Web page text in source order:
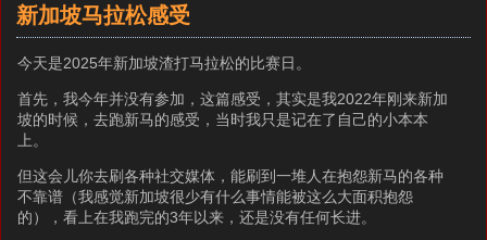
新加坡马拉松感受
今天是2025年新加坡渣打马拉松的比赛日。
首先，我今年并没有参加，这篇感受，其实是我2022年刚来新加
坡的时候，去跑新马的感受，当时我只是记在了自己的小本本
上。
但这会儿你去刷各种社交媒体，能刷到一堆人在抱怨新马的各种
不靠谱（我感觉新加坡很少有什么事情能被这么大面积抱怨
的），看上在我跑完的3年以来，还是没有任何长进。